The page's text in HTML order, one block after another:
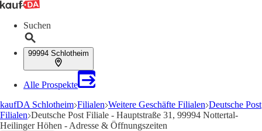
Suchen
99994 Schlotheim
Alle Prospekte
kaufDA Schlotheim Filialen Weitere Geschäfte Filialen Deutsche Post
Filialen Deutsche Post Filiale - Hauptstraße 31, 99994 Nottertal-
Heilinger Höhen - Adresse & Öffnungszeiten